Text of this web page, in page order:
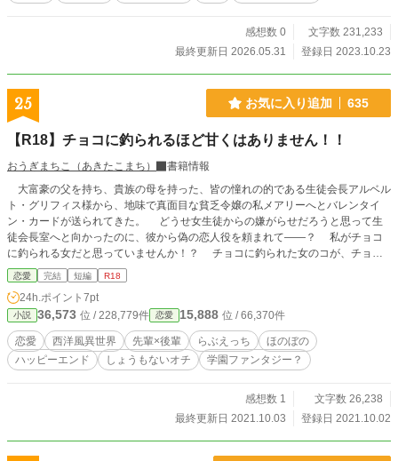
感想数 0
文字数 231,233
最終更新日 2026.05.31
登録日 2023.10.23
25 お気に入り追加 635
【R18】チョコに釣られるほど甘くはありません！！
おうぎまちこ（あきたこまち）
書籍情報
大富豪の父を持ち、貴族の母を持った、皆の憧れの的である生徒会長アルベル
ト・グリフィス様から、地味で真面目な貧乏令嬢の私メアリーへとバレンタイ
ン・カードが送られてきた。 どうせ女生徒からの嫌がらせだろうと思って生
徒会長室へと向かったのに、彼から偽の恋人役を頼まれて――？ 私がチョコ
に釣られる女だと思っていませんか！？ チョコに釣られた女のコが、チョコ
より甘いイケメン生徒会長（次期社長）に美味しくいただかれる話。 ※R18に
は※ ご都合主義なエロが多いです。 ※時代背景的には共学がない頃が下地な
ので、ちょっとだけファンタジー。 ※ムーンライト様の完結作、約2万字の短い
お話（本編全22話+アルベルトside） ※erロイヤル大賞様で一次予選は突破でき
ましたが、二次予選は突破できなかった作品になります。
恋愛 完結 短編 R18
24h.ポイント 7pt
小説 36,573 位 / 228,779件 恋愛 15,888 位 / 66,370件
恋愛 西洋風異世界 先輩×後輩 らぶえっち
ほのぼの
ハッピーエンド
しょうもないオチ 学園ファンタジー？
感想数 1
文字数 26,238
最終更新日 2021.10.03
登録日 2021.10.02